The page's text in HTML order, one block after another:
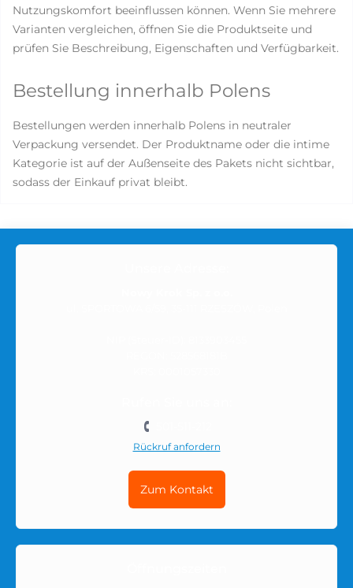
Nutzungskomfort beeinflussen können. Wenn Sie mehrere
Varianten vergleichen, öffnen Sie die Produktseite und
prüfen Sie Beschreibung, Eigenschaften und Verfügbarkeit.
Bestellung innerhalb Polens
Bestellungen werden innerhalb Polens in neutraler
Verpackung versendet. Der Produktname oder die intime
Kategorie ist auf der Außenseite des Pakets nicht sichtbar,
sodass der Einkauf privat bleibt.
Rückruf anfordern
Zum Kontakt